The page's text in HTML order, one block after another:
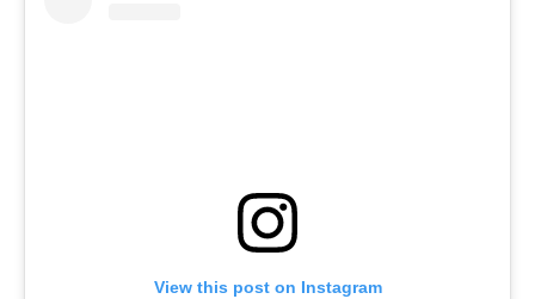
View this post on Instagram